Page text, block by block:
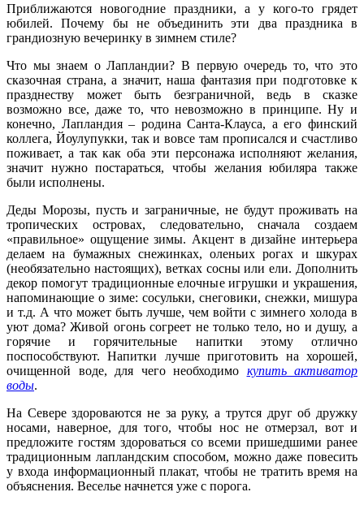
Приближаются новогодние праздники, а у кого-то грядет
юбилей. Почему бы не объединить эти два праздника в
грандиозную вечеринку в зимнем стиле?
Что мы знаем о Лапландии? В первую очередь то, что это
сказочная страна, а значит, наша фантазия при подготовке к
празднеству может быть безграничной, ведь в сказке
возможно все, даже то, что невозможно в принципе. Ну и
конечно, Лапландия – родина Санта-Клауса, а его финский
коллега, Йоулупукки, так и вовсе там прописался и счастливо
поживает, а так как оба эти персонажа исполняют желания,
значит нужно постараться, чтобы желания юбиляра также
были исполнены.
Деды Морозы, пусть и заграничные, не будут проживать на
тропических островах, следовательно, сначала создаем
«правильное» ощущение зимы. Акцент в дизайне интерьера
делаем на бумажных снежинках, оленьих рогах и шкурах
(необязательно настоящих), ветках сосны или ели. Дополнить
декор помогут традиционные елочные игрушки и украшения,
напоминающие о зиме: сосульки, снеговики, снежки, мишура
и т.д. А что может быть лучше, чем войти с зимнего холода в
уют дома? Живой огонь согреет не только тело, но и душу, а
горячие и горячительные напитки этому отлично
поспособствуют. Напитки лучше приготовить на хорошей,
очищенной воде, для чего необходимо купить активатор
воды.
На Севере здороваются не за руку, а трутся друг об дружку
носами, наверное, для того, чтобы нос не отмерзал, вот и
предложите гостям здороваться со всеми пришедшими ранее
традиционным лапландским способом, можно даже повесить
у входа информационный плакат, чтобы не тратить время на
объяснения. Веселье начнется уже с порога.